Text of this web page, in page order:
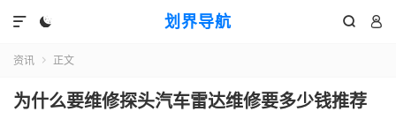
划界导航
  

资讯  正文
为什么要维修探头汽车雷达维修要多少钱推荐